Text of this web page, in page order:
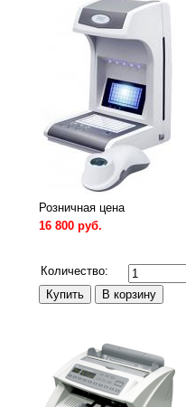
Розничная цена
16 800 руб.
Количество: